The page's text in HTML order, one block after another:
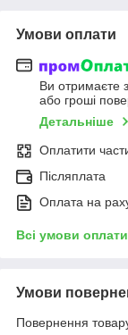
Умови оплати
Ви отримаєте
або гроші
Детальніше
Оплатити
Післяплата
Оплата на
Всі умови оплати
Умови
Повернення